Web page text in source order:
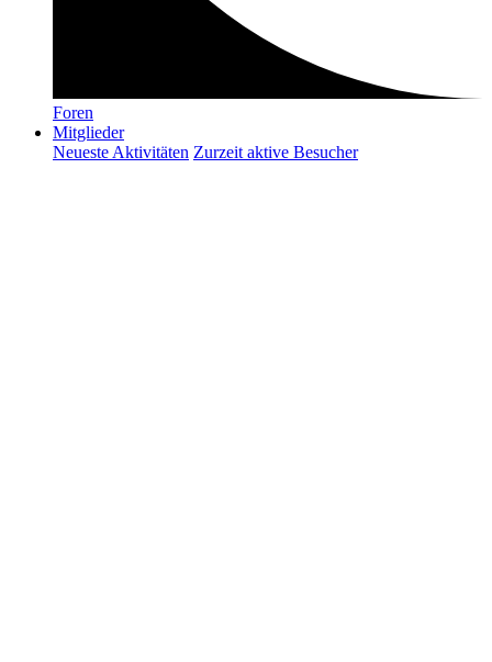
Foren
Mitglieder
Neueste Aktivitäten Zurzeit aktive Besucher